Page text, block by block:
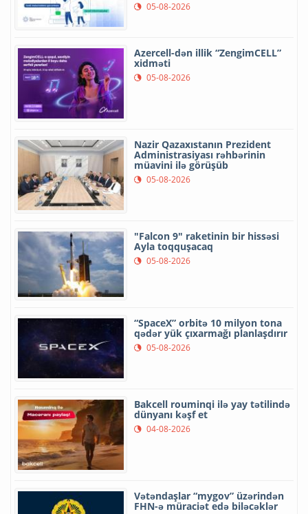
05-08-2026
Azercell-dən illik “ZengimCELL”
xidməti
05-08-2026
Nazir Qazaxıstanın Prezident
Administrasiyası rəhbərinin
müavini ilə görüşüb
05-08-2026
"Falcon 9" raketinin bir hissəsi
Ayla toqquşacaq
05-08-2026
“SpaceX” orbitə 10 milyon tona
qədər yük çıxarmağı planlaşdırır
05-08-2026
Bakcell rouminqi ilə yay tətilində
dünyanı kəşf et
04-08-2026
Vətəndaşlar “mygov” üzərindən
FHN-ə müraciət edə biləcəklər